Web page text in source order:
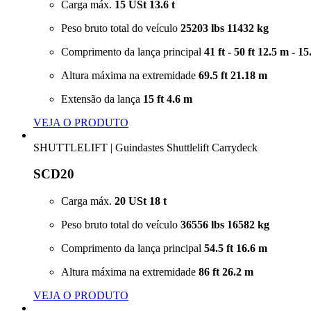
Carga máx. 15 USt 13.6 t
Peso bruto total do veículo 25203 lbs 11432 kg
Comprimento da lança principal 41 ft - 50 ft 12.5 m -
Altura máxima na extremidade 69.5 ft 21.18 m
Extensão da lança 15 ft 4.6 m
VEJA O PRODUTO
SHUTTLELIFT | Guindastes Shuttlelift Carrydeck
SCD20
Carga máx. 20 USt 18 t
Peso bruto total do veículo 36556 lbs 16582 kg
Comprimento da lança principal 54.5 ft 16.6 m
Altura máxima na extremidade 86 ft 26.2 m
VEJA O PRODUTO